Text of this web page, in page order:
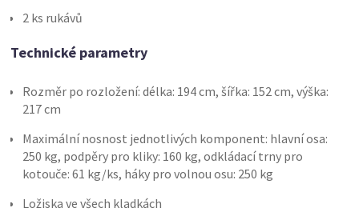
2 ks rukávů
Technické parametry
Rozměr po rozložení: délka: 194 cm, šířka: 152 cm, výška:
217 cm
Maximální nosnost jednotlivých komponent: hlavní osa:
250 kg, podpěry pro kliky: 160 kg, odkládací trny pro
kotouče: 61 kg/ks, háky pro volnou osu: 250 kg
Ložiska ve všech kladkách